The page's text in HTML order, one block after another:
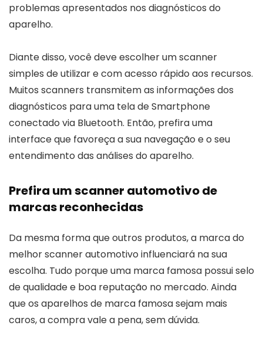
problemas apresentados nos diagnósticos do
aparelho.
Diante disso, você deve escolher um scanner
simples de utilizar e com acesso rápido aos recursos.
Muitos scanners transmitem as informações dos
diagnósticos para uma tela de Smartphone
conectado via Bluetooth. Então, prefira uma
interface que favoreça a sua navegação e o seu
entendimento das análises do aparelho.
Prefira um scanner automotivo de
marcas reconhecidas
Da mesma forma que outros produtos, a marca do
melhor scanner automotivo influenciará na sua
escolha. Tudo porque uma marca famosa possui selo
de qualidade e boa reputação no mercado. Ainda
que os aparelhos de marca famosa sejam mais
caros, a compra vale a pena, sem dúvida.